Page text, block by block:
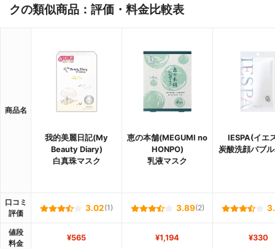
クの類似商品：評価・料金比較表
商品名
我的美麗日記(My
Beauty Diary)
白真珠マスク
恵の本舗(MEGUMI no
HONPO)
乳液マスク
IESPA(イエ
炭酸洗顔バブ
口コミ
評価
3.02(1) 3.89(2)
値段
料金
¥565 ¥1,194 ¥330